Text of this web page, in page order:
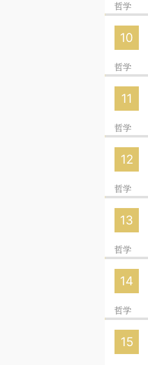
哲学
10
哲学
11
哲学
12
哲学
13
哲学
14
哲学
15